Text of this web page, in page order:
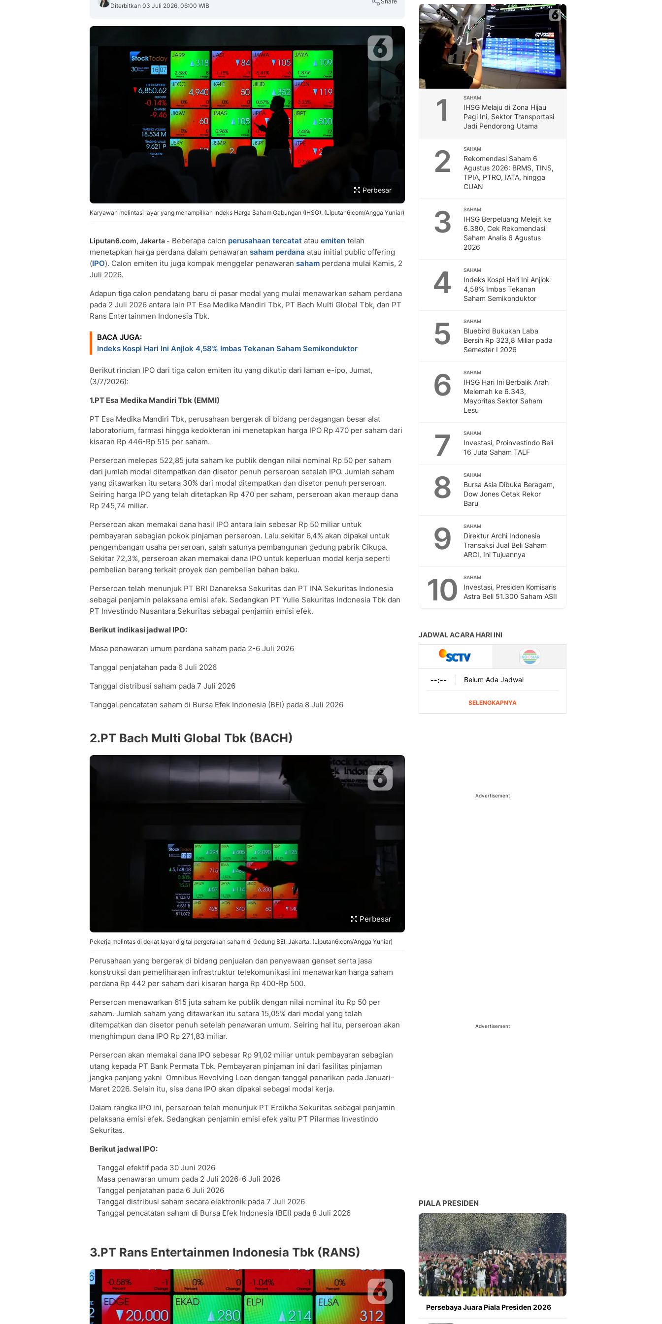
Diterbitkan 03 Juli 2026, 06:00 WIB
Copy Link
Perbesar
Karyawan melintasi layar yang menampilkan Indeks Harga Saham Gabungan (IHSG). (Liputan6.com/Angga Yuniar)
Liputan6.com, Jakarta - Beberapa calon perusahaan tercatat atau emiten telah
menetapkan harga perdana dalam penawaran saham perdana atau initial public offering
(IPO). Calon emiten itu juga kompak menggelar penawaran saham perdana mulai Kamis, 2
Juli 2026.
Adapun tiga calon pendatang baru di pasar modal yang mulai menawarkan saham perdana
pada 2 Juli 2026 antara lain PT Esa Medika Mandiri Tbk, PT Bach Multi Global Tbk, dan PT
Rans Entertainmen Indonesia Tbk.
BACA JUGA:
Indeks Kospi Hari Ini Anjlok 4,58% Imbas Tekanan Saham Semikonduktor
Berikut rincian IPO dari tiga calon emiten itu yang dikutip dari laman e-ipo, Jumat,
(3/7/2026):
1.PT Esa Medika Mandiri Tbk (EMMI)
PT Esa Medika Mandiri Tbk, perusahaan bergerak di bidang perdagangan besar alat
laboratorium, farmasi hingga kedokteran ini menetapkan harga IPO Rp 470 per saham dari
kisaran Rp 446-Rp 515 per saham.
Perseroan melepas 522,85 juta saham ke publik dengan nilai nominal Rp 50 per saham
dari jumlah modal ditempatkan dan disetor penuh perseroan setelah IPO. Jumlah saham
yang ditawarkan itu setara 30% dari modal ditempatkan dan disetor penuh perseroan.
Seiring harga IPO yang telah ditetapkan Rp 470 per saham, perseroan akan meraup dana
Rp 245,74 miliar.
Perseroan akan memakai dana hasil IPO antara lain sebesar Rp 50 miliar untuk
pembayaran sebagian pokok pinjaman perseroan. Lalu sekitar 6,4% akan dipakai untuk
pengembangan usaha perseroan, salah satunya pembangunan gedung pabrik Cikupa.
Sekitar 72,3%, perseroan akan memakai dana IPO untuk keperluan modal kerja seperti
pembelian barang terkait proyek dan pembelian bahan baku.
Perseroan telah menunjuk PT BRI Danareksa Sekuritas dan PT INA Sekuritas Indonesia
sebagai penjamin pelaksana emisi efek. Sedangkan PT Yulie Sekuritas Indonesia Tbk dan
PT Investindo Nusantara Sekuritas sebagai penjamin emisi efek.
Berikut indikasi jadwal IPO:
Masa penawaran umum perdana saham pada 2-6 Juli 2026
Tanggal penjatahan pada 6 Juli 2026
Tanggal distribusi saham pada 7 Juli 2026
Tanggal pencatatan saham di Bursa Efek Indonesia (BEI) pada 8 Juli 2026
2.PT Bach Multi Global Tbk (BACH)
Perbesar
Pekerja melintas di dekat layar digital pergerakan saham di Gedung BEI, Jakarta. (Liputan6.com/Angga Yuniar)
Perusahaan yang bergerak di bidang penjualan dan penyewaan genset serta jasa
konstruksi dan pemeliharaan infrastruktur telekomunikasi ini menawarkan harga saham
perdana Rp 442 per saham dari kisaran harga Rp 400-Rp 500.
Perseroan menawarkan 615 juta saham ke publik dengan nilai nominal itu Rp 50 per
saham. Jumlah saham yang ditawarkan itu setara 15,05% dari modal yang telah
ditempatkan dan disetor penuh setelah penawaran umum. Seiring hal itu, perseroan akan
menghimpun dana IPO Rp 271,83 miliar.
Perseroan akan memakai dana IPO sebesar Rp 91,02 miliar untuk pembayaran sebagian
utang kepada PT Bank Permata Tbk. Pembayaran pinjaman ini dari fasilitas pinjaman
jangka panjang yakni Omnibus Revolving Loan dengan tanggal penarikan pada Januari-
Maret 2026. Selain itu, sisa dana IPO akan dipakai sebagai modal kerja.
Dalam rangka IPO ini, perseroan telah menunjuk PT Erdikha Sekuritas sebagai penjamin
pelaksana emisi efek. Sedangkan penjamin emisi efek yaitu PT Pilarmas Investindo
Sekuritas.
Berikut jadwal IPO:
Tanggal efektif pada 30 Juni 2026
Masa penawaran umum pada 2 Juli 2026-6 Juli 2026
Tanggal penjatahan pada 6 Juli 2026
Tanggal distribusi saham secara elektronik pada 7 Juli 2026
Tanggal pencatatan saham di Bursa Efek Indonesia (BEI) pada 8 Juli 2026
3.PT Rans Entertainmen Indonesia Tbk (RANS)
1 SAHAM
IHSG Melaju di Zona Hijau
Pagi Ini, Sektor Transportasi
Jadi Pendorong Utama
2 SAHAM
Rekomendasi Saham 6
Agustus 2026: BRMS, TINS,
TPIA, PTRO, IATA, hingga
CUAN
3 SAHAM
IHSG Berpeluang Melejit ke
6.380, Cek Rekomendasi
Saham Analis 6 Agustus
2026
4 SAHAM
Indeks Kospi Hari Ini Anjlok
4,58% Imbas Tekanan
Saham Semikonduktor
5 SAHAM
Bluebird Bukukan Laba
Bersih Rp 323,8 Miliar pada
Semester I 2026
6 SAHAM
IHSG Hari Ini Berbalik Arah
Melemah ke 6.343,
Mayoritas Sektor Saham
Lesu
7 SAHAM
Investasi, Proinvestindo Beli
16 Juta Saham TALF
8 SAHAM
Bursa Asia Dibuka Beragam,
Dow Jones Cetak Rekor
Baru
9 SAHAM
Direktur Archi Indonesia
Transaksi Jual Beli Saham
ARCI, Ini Tujuannya
10 SAHAM
Investasi, Presiden Komisaris
Astra Beli 51.300 Saham ASII
Advertisement
Advertisement
PIALA PRESIDEN
Persebaya Juara Piala Presiden 2026